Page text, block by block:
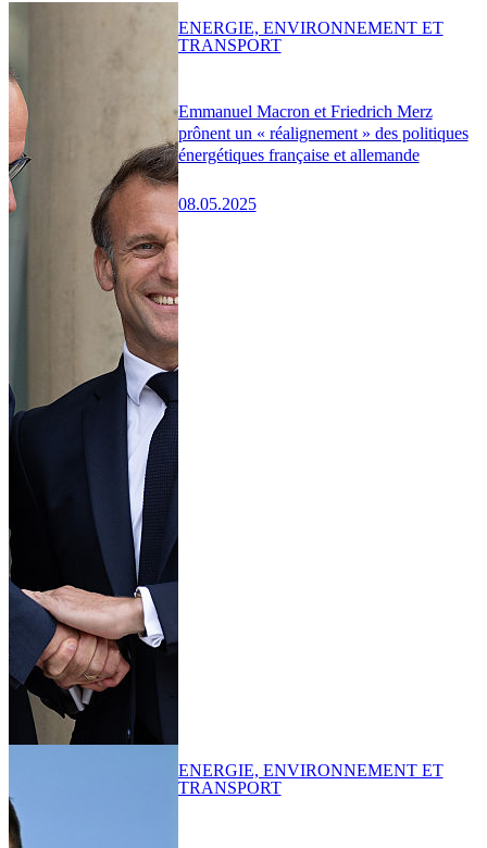
Emmanuel Macron et Friedrich Merz
prônent un « réalignement » des politiques
énergétiques française et allemande
08.05.2025
ENERGIE, ENVIRONNEMENT ET
TRANSPORT
ENERGIE, ENVIRONNEMENT ET
TRANSPORT